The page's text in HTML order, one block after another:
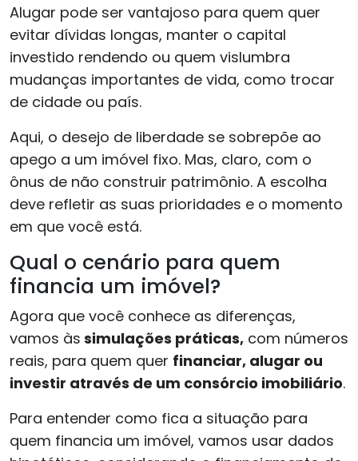
Alugar pode ser vantajoso para quem quer
evitar dívidas longas, manter o capital
investido rendendo ou quem vislumbra
mudanças importantes de vida, como trocar
de cidade ou país.
Aqui, o desejo de liberdade se sobrepõe ao
apego a um imóvel fixo. Mas, claro, com o
ônus de não construir patrimônio. A escolha
deve refletir as suas prioridades e o momento
em que você está.
Qual o cenário para quem
financia um imóvel?
Agora que você conhece as diferenças,
vamos às simulações práticas, com números
reais, para quem quer financiar, alugar ou
investir através de um consórcio imobiliário.
Para entender como fica a situação para
quem financia um imóvel, vamos usar dados